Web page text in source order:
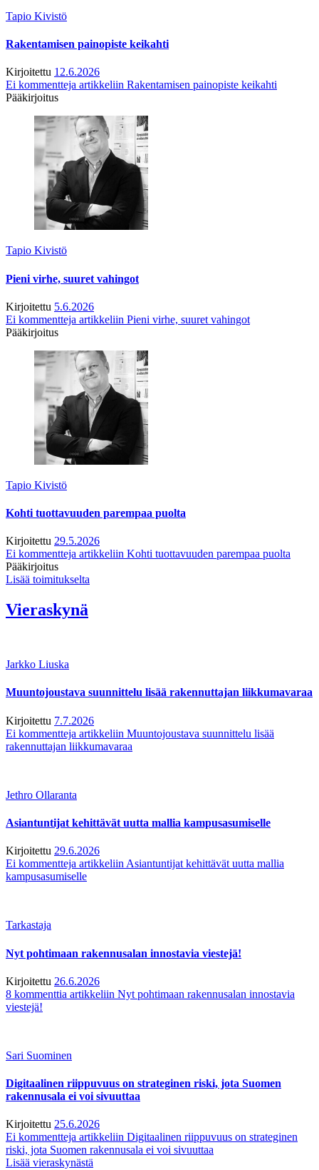
Tapio Kivistö
Rakentamisen painopiste keikahti
Kirjoitettu 12.6.2026
Ei kommentteja artikkeliin Rakentamisen painopiste keikahti
Pääkirjoitus
Tapio Kivistö
Pieni virhe, suuret vahingot
Kirjoitettu 5.6.2026
Ei kommentteja artikkeliin Pieni virhe, suuret vahingot
Pääkirjoitus
Tapio Kivistö
Kohti tuottavuuden parempaa puolta
Kirjoitettu 29.5.2026
Ei kommentteja artikkeliin Kohti tuottavuuden parempaa puolta
Pääkirjoitus
Lisää toimitukselta
Vieraskynä
Jarkko Liuska
Muuntojoustava suunnittelu lisää rakennuttajan liikkumavaraa
Kirjoitettu 7.7.2026
Ei kommentteja artikkeliin Muuntojoustava suunnittelu lisää
rakennuttajan liikkumavaraa
Jethro Ollaranta
Asiantuntijat kehittävät uutta mallia kampusasumiselle
Kirjoitettu 29.6.2026
Ei kommentteja artikkeliin Asiantuntijat kehittävät uutta mallia
kampusasumiselle
Tarkastaja
Nyt pohtimaan rakennusalan innostavia viestejä!
Kirjoitettu 26.6.2026
8 kommenttia artikkeliin Nyt pohtimaan rakennusalan innostavia
viestejä!
Sari Suominen
Digitaalinen riippuvuus on strateginen riski, jota Suomen
rakennusala ei voi sivuuttaa
Kirjoitettu 25.6.2026
Ei kommentteja artikkeliin Digitaalinen riippuvuus on strateginen
riski, jota Suomen rakennusala ei voi sivuuttaa
Lisää vieraskynästä